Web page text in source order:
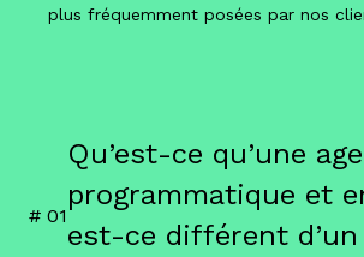
plus fréquemment posées par nos
# 01
Qu’est-ce qu’une
programmatique et
est-ce différent